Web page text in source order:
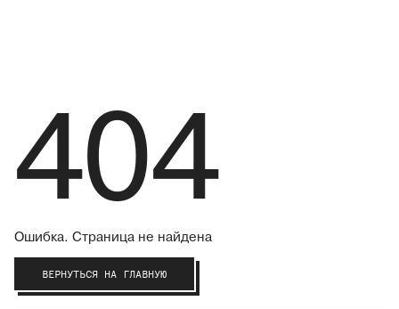
404
Ошибка. Страница не найдена
ВЕРНУТЬСЯ НА ГЛАВНУЮ